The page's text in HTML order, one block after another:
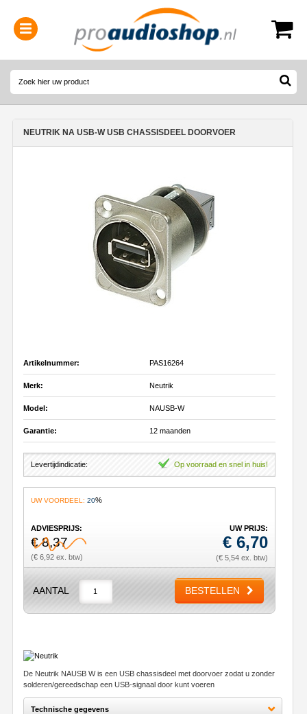
0314-364515
NEUTRIK NA USB-W USB CHASSISDEEL DOORVOER
Artikelnummer: PAS16264
Merk: Neutrik
Model: NAUSB-W
Garantie: 12 maanden
Levertijdindicatie: Op voorraad en snel in huis!
UW VOORDEEL: 20%
ADVIESPRIJS:
€ 8,37
(€ 6,92 ex. btw)
UW PRIJS:
€ 6,70
(€ 5,54 ex. btw)
AANTAL BESTELLEN
De Neutrik NAUSB W is een USB chassisdeel met doorvoer zodat u zonder
solderen/gereedschap een USB-signaal door kunt voeren
Technische gegevens